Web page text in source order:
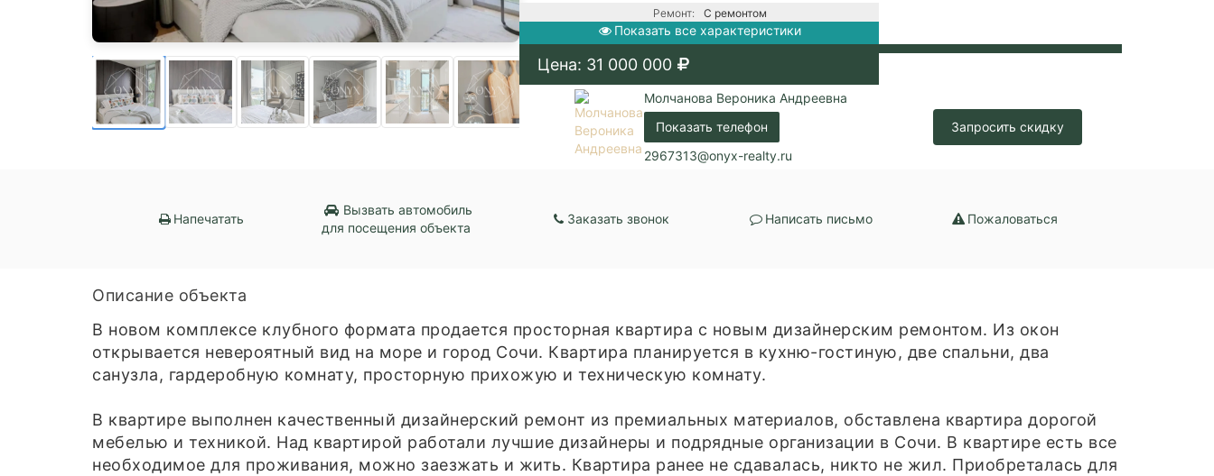
Ремонт:
С ремонтом
Газ / Центральная канализация /
Показать все характеристики
Цена: 31 000 000
Молчанова Вероника Андреевна
Показать телефон
2967313@onyx-realty.ru
Запросить скидку
Напечатать
Вызвать автомобиль
для посещения объекта
Заказать звонок Написать письмо Пожаловаться
Описание объекта
В новом комплексе клубного формата продается просторная квартира с новым дизайнерским ремонтом. Из окон
открывается невероятный вид на море и город Сочи. Квартира планируется в кухню-гостиную, две спальни, два
санузла, гардеробную комнату, просторную прихожую и техническую комнату.
В квартире выполнен качественный дизайнерский ремонт из премиальных материалов, обставлена квартира дорогой
мебелью и техникой. Над квартирой работали лучшие дизайнеры и подрядные организации в Сочи. В квартире есть все
необходимое для проживания, можно заезжать и жить. Квартира ранее не сдавалась, никто не жил. Приобреталась для